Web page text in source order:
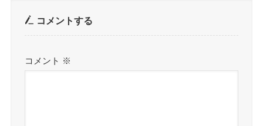
コメントする
コメント ※